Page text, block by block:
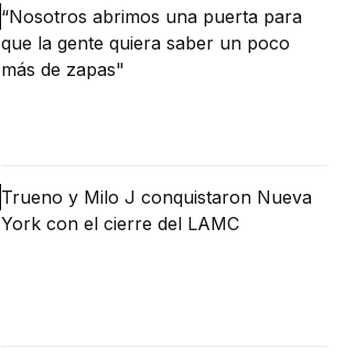
“Nosotros abrimos una puerta para
que la gente quiera saber un poco
más de zapas"
Trueno y Milo J conquistaron Nueva
York con el cierre del LAMC